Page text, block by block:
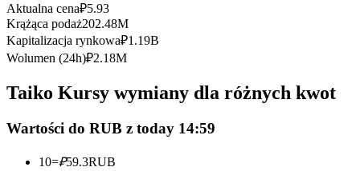
Kopiowanie Transakcji
Dołącz do najlepszych traderów
Aktualna cena₽5.93
Krążąca podaż202.48M
Kapitalizacja rynkowa₽1.19B
Wolumen (24h)₽2.18M
Taiko Kursy wymiany dla różnych kwot
Wartości do RUB z today 14:59
10=₽59.3RUB